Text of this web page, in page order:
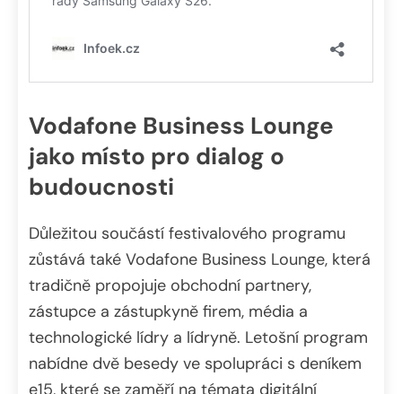
Vodafone Business Lounge
jako místo pro dialog o
budoucnosti
Důležitou součástí festivalového programu
zůstává také Vodafone Business Lounge, která
tradičně propojuje obchodní partnery,
zástupce a zástupkyně firem, média a
technologické lídry a lídryně. Letošní program
nabídne dvě besedy ve spolupráci s deníkem